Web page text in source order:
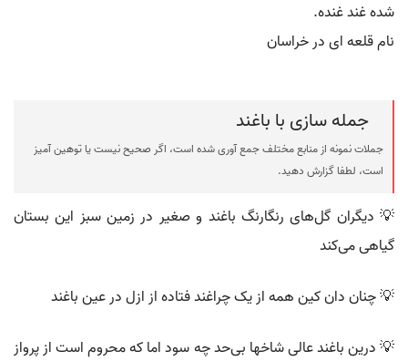
شده غند غنده.
نام قلعه ای در خراسان
جمله سازی با باغند
جملات نمونه از منابع مختلف جمع آوری شده است، اگر صحیح نیست یا توهین آمیز
است، لطفا گزارش دهید.
💡 دیگران گل‌های رنگارنگ باغند و صغیر در زمین سبز این بستان
گیاهی می‌کند
💡 چنان دان کین همه از یک چراغند فتاده از ازل در عین باغند
💡 درین باغند عالی شاخها بی‌حد چه سود اما که محروم است از پرواز